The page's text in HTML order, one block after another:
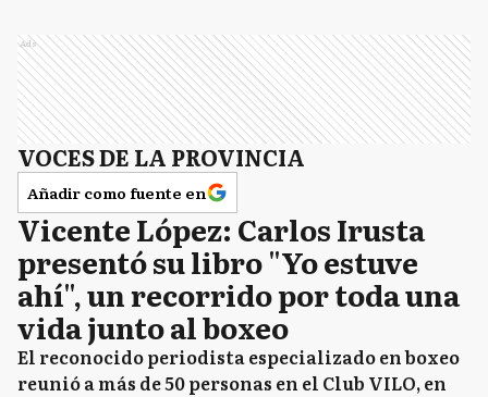
Ads
VOCES DE LA PROVINCIA
Añadir como fuente en
Vicente López: Carlos Irusta
presentó su libro "Yo estuve
ahí", un recorrido por toda una
vida junto al boxeo
El reconocido periodista especializado en boxeo
reunió a más de 50 personas en el Club VILO, en